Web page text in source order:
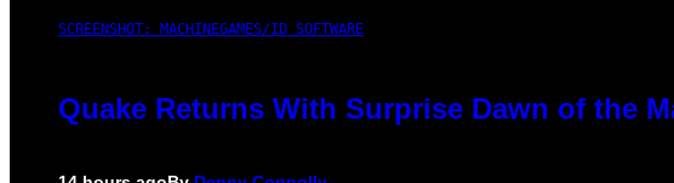
SCREENSHOT: MACHINEGAMES/ID SOFTWARE
Quake Returns With Surprise Dawn of the